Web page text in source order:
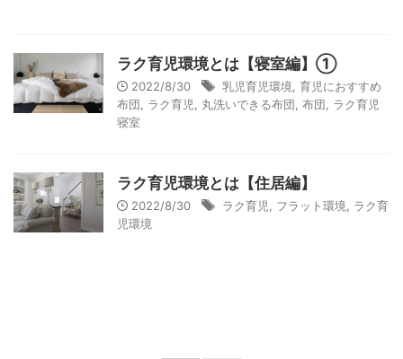
ラク育児環境とは【寝室編】①
2022/8/30 乳児育児環境, 育児におすすめ
布団, ラク育児, 丸洗いできる布団, 布団, ラク育児
寝室
ラク育児環境とは【住居編】
2022/8/30 ラク育児, フラット環境, ラク育
児環境